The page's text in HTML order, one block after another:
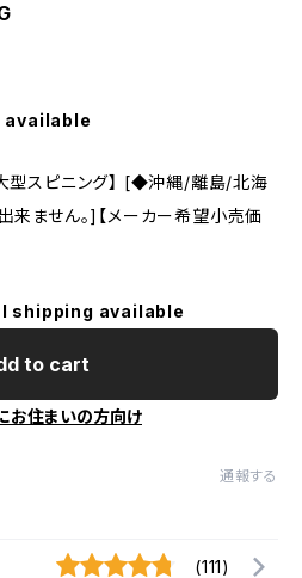
型スピニング】 [◆沖縄/離島/北海
ません。]【メーカー希望小売価
shipping available
to cart
お住まいの方向け
通報する
(111)